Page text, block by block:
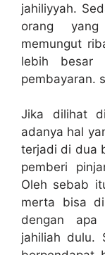
jahiliyyah.
orang
memungut
lebih besar
pembayaran.
Jika dilihat
adanya hal
terjadi di dua
pemberi
Oleh sebab
merta bisa
dengan
jahiliah dulu.